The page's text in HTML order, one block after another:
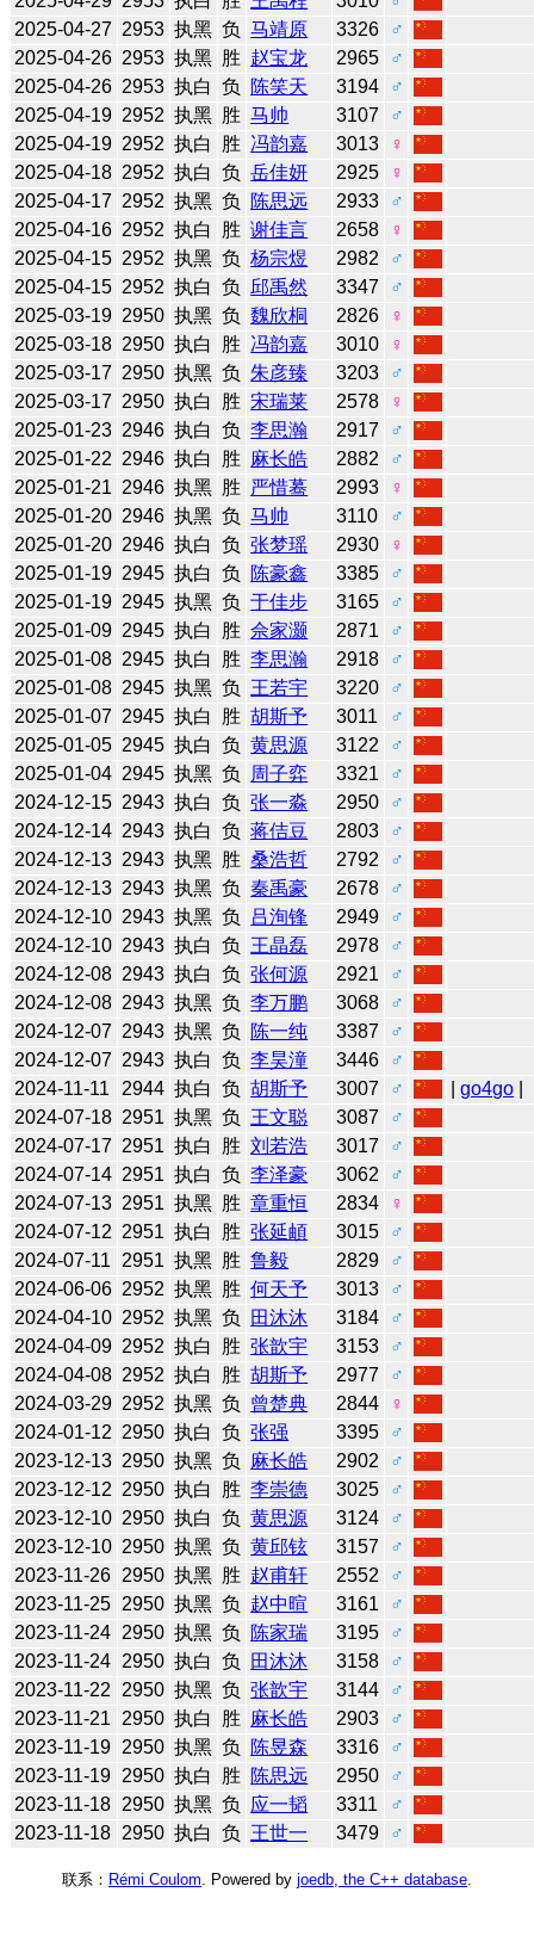
2025-04-27 2953 执黑 负 马靖原 3326
♂
2025-04-26 2953 执黑 胜 赵宝龙 2965
♂
2025-04-26 2953 执白 负 陈笑天 3194
♂
2025-04-19 2952 执黑 胜 马帅 3107
♂
2025-04-19 2952 执白 胜 冯韵嘉 3013
♀
2025-04-18 2952 执白 负 岳佳妍 2925
♀
2025-04-17 2952 执黑 负 陈思远 2933
♂
2025-04-16 2952 执白 胜 谢佳言 2658
♀
2025-04-15 2952 执黑 负 杨宗煜 2982
♂
2025-04-15 2952 执白 负 邱禹然 3347
♂
2025-03-19 2950 执黑 负 魏欣桐 2826
♀
2025-03-18 2950 执白 胜 冯韵嘉 3010
♀
2025-03-17 2950 执黑 负 朱彦臻 3203
♂
2025-03-17 2950 执白 胜 宋瑞莱 2578
♀
2025-01-23 2946 执白 负 李思瀚 2917
♂
2025-01-22 2946 执白 胜 麻长皓 2882
♂
2025-01-21 2946 执黑 胜 严惜蓦 2993
♀
2025-01-20 2946 执黑 负 马帅 3110
♂
2025-01-20 2946 执白 负 张梦瑶 2930
♀
2025-01-19 2945 执白 负 陈豪鑫 3385
♂
2025-01-19 2945 执黑 负 于佳步 3165
♂
2025-01-09 2945 执白 胜 佘家灏 2871
♂
2025-01-08 2945 执白 胜 李思瀚 2918
♂
2025-01-08 2945 执黑 负 王若宇 3220
♂
2025-01-07 2945 执白 胜 胡斯予 3011
♂
2025-01-05 2945 执白 负 黄思源 3122
♂
2025-01-04 2945 执黑 负 周子弈 3321
♂
2024-12-15 2943 执白 负 张一淼 2950
♂
2024-12-14 2943 执白 负 蒋佶豆 2803
♂
2024-12-13 2943 执黑 胜 桑浩哲 2792
♂
2024-12-13 2943 执黑 负 秦禹豪 2678
♂
2024-12-10 2943 执黑 负 吕洵锋 2949
♂
2024-12-10 2943 执白 负 王晶磊 2978
♂
2024-12-08 2943 执白 负 张何源 2921
♂
2024-12-08 2943 执黑 负 李万鹏 3068
♂
2024-12-07 2943 执黑 负 陈一纯 3387
♂
2024-12-07 2943 执白 负 李昊潼 3446
♂
2024-11-11
2944 执白 负 胡斯予 3007 ♂ |go4go
2024-07-18 2951 执黑 负 王文聪 3087
♂
2024-07-17 2951 执白 胜 刘若浩 3017
♂
2024-07-14 2951 执白 负 李泽豪 3062
♂
2024-07-13 2951 执黑 胜 章重恒 2834
♀
2024-07-12 2951 执白 胜 张延頔 3015
♂
2024-07-11
2951 执黑 胜 鲁毅 2829
♂
2024-06-06 2952 执黑 胜 何天予 3013
♂
2024-04-10 2952 执黑 负 田沐沐 3184
♂
2024-04-09 2952 执白 胜 张歆宇 3153
♂
2024-04-08 2952 执白 胜 胡斯予 2977
♂
2024-03-29 2952 执黑 负 曾楚典 2844
♀
2024-01-12 2950 执白 负 张强 3395
♂
2023-12-13 2950 执黑 负 麻长皓 2902
♂
2023-12-12 2950 执白 胜 李崇德 3025
♂
2023-12-10 2950 执白 负 黄思源 3124
♂
2023-12-10 2950 执黑 负 黄邱铉 3157
♂
2023-11-26 2950 执黑 胜 赵甫轩 2552
♂
2023-11-25 2950 执黑 负 赵中暄 3161
♂
2023-11-24 2950 执黑 负 陈家瑞 3195
♂
2023-11-24 2950 执白 负 田沐沐 3158
♂
2023-11-22
2950 执黑 负 张歆宇 3144
♂
2023-11-21
2950 执白 胜 麻长皓 2903
♂
2023-11-19 2950 执黑 负 陈昱森 3316
♂
2023-11-19 2950 执白 胜 陈思远 2950
♂
2023-11-18 2950 执黑 负 应一韬 3311
♂
2023-11-18 2950 执白 负 王世一 3479 ♂
联系： Rémi Coulom . Powered by joedb, the C++ database